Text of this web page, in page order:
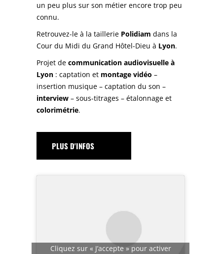
un peu plus sur son métier encore trop peu
connu.
Retrouvez-le à la taillerie Polidiam dans la
Cour du Midi du Grand Hôtel-Dieu à Lyon.
Projet de communication audiovisuelle à
Lyon : captation et montage vidéo –
insertion musique – captation du son –
interview – sous-titrages – étalonnage et
colorimétrie.
PLUS D'INFOS
Cliquez sur « J’accepte » pour activer